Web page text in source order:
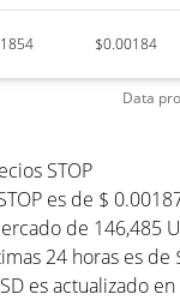
$0.00184
Data
STOP
es de $
de 146,485
24 horas es de
es actualizado